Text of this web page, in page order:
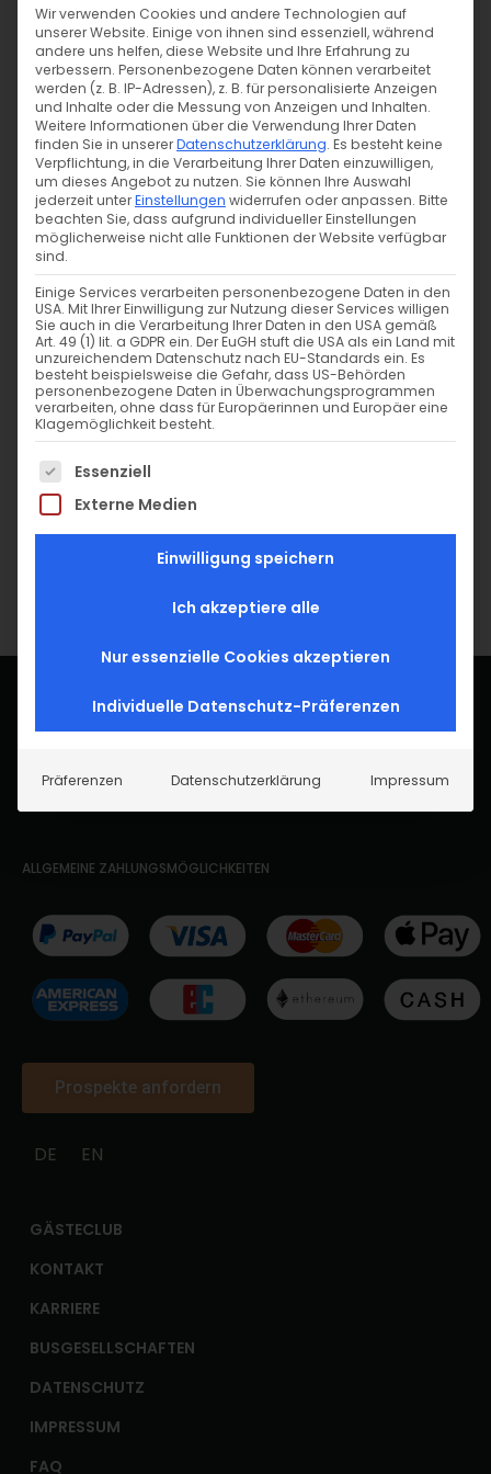
Bowtech Behandlung – Aktiviert die Selbstheilkräfte
Ganzkörpermassage – Zum Wohlfühlen
Fußreflexzonenmassage – Zur Harmonisierung
Gesichtsmassage – Zum Wohlfühlen
Rücken-Nackenmassage – Zur Lockerung
Das Massageteam um Herbert Spatz arbeitet
unabhängig bei uns, deshalb können Behandlungen
nur in bar direkt vor Ort bezahlt werden.
Termine können wir für Sie organisieren oder direkt
per Telefon unter 06092 / 7525
ALLGEMEINE ZAHLUNGSMÖGLICHKEITEN
Prospekte anfordern
DE EN
GÄSTECLUB
KONTAKT
KARRIERE
BUSGESELLSCHAFTEN
DATENSCHUTZ
IMPRESSUM
FAQ
Wir verwenden Cookies und andere Technologien auf
unserer Website. Einige von ihnen sind essenziell, während
andere uns helfen, diese Website und Ihre Erfahrung zu
verbessern. Personenbezogene Daten können verarbeitet
werden (z. B. IP-Adressen), z. B. für personalisierte Anzeigen
und Inhalte oder die Messung von Anzeigen und Inhalten.
Weitere Informationen über die Verwendung Ihrer Daten
finden Sie in unsererDatenschutzerklärung. Es besteht keine
Verpflichtung, in die Verarbeitung Ihrer Daten einzuwilligen,
um dieses Angebot zu nutzen. Sie können Ihre Auswahl
jederzeit unterEinstellungen widerrufen oder anpassen. Bitte
beachten Sie, dass aufgrund individueller Einstellungen
möglicherweise nicht alle Funktionen der Website verfügbar
sind.
Einige Services verarbeiten personenbezogene Daten in den
USA. Mit Ihrer Einwilligung zur Nutzung dieser Services willigen
Sie auch in die Verarbeitung Ihrer Daten in den USA gemäß
Art. 49 (1) lit. a GDPR ein. Der EuGH stuft die USA als ein Land mit
unzureichendem Datenschutz nach EU-Standards ein. Es
besteht beispielsweise die Gefahr, dass US-Behörden
personenbezogene Daten in Überwachungsprogrammen
verarbeiten, ohne dass für Europäerinnen und Europäer eine
Klagemöglichkeit besteht.
Es folgt eine Liste der Service-Gruppen, für die eine
Essenziell
Externe Medien
Einwilligung speichern
Ich akzeptiere alle
Nur essenzielle Cookies akzeptieren
Individuelle Datenschutz-Präferenzen
Präferenzen Datenschutzerklärung Impressum